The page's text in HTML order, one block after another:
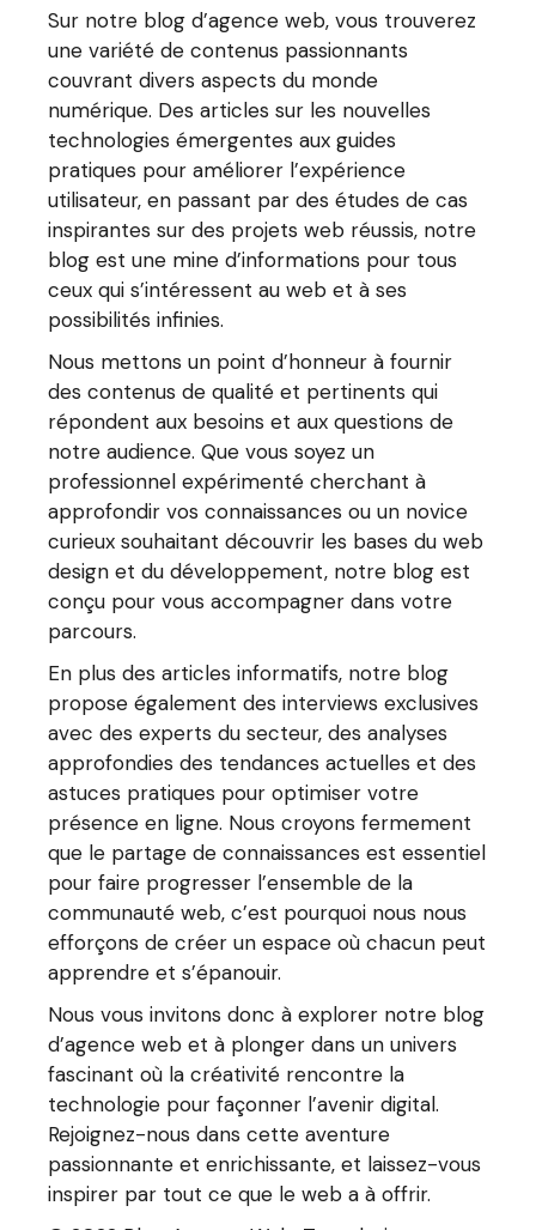
Sur notre blog d’agence web, vous trouverez
une variété de contenus passionnants
couvrant divers aspects du monde
numérique. Des articles sur les nouvelles
technologies émergentes aux guides
pratiques pour améliorer l’expérience
utilisateur, en passant par des études de cas
inspirantes sur des projets web réussis, notre
blog est une mine d’informations pour tous
ceux qui s’intéressent au web et à ses
possibilités infinies.
Nous mettons un point d’honneur à fournir
des contenus de qualité et pertinents qui
répondent aux besoins et aux questions de
notre audience. Que vous soyez un
professionnel expérimenté cherchant à
approfondir vos connaissances ou un novice
curieux souhaitant découvrir les bases du web
design et du développement, notre blog est
conçu pour vous accompagner dans votre
parcours.
En plus des articles informatifs, notre blog
propose également des interviews exclusives
avec des experts du secteur, des analyses
approfondies des tendances actuelles et des
astuces pratiques pour optimiser votre
présence en ligne. Nous croyons fermement
que le partage de connaissances est essentiel
pour faire progresser l’ensemble de la
communauté web, c’est pourquoi nous nous
efforçons de créer un espace où chacun peut
apprendre et s’épanouir.
Nous vous invitons donc à explorer notre blog
d’agence web et à plonger dans un univers
fascinant où la créativité rencontre la
technologie pour façonner l’avenir digital.
Rejoignez-nous dans cette aventure
passionnante et enrichissante, et laissez-vous
inspirer par tout ce que le web a à offrir.